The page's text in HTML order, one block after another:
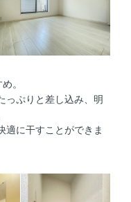
。
っぷりと差し込み、明
適に干すことができま